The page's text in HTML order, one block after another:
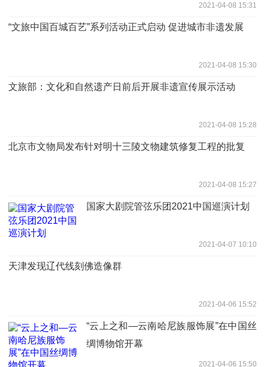
2021-04-08 15:31
“文旅中国百城百艺”系列活动正式启动 促进城市非遗发展
2021-04-08 15:30
文旅部：文化和自然遗产日前后开展非遗宣传展示活动
2021-04-08 15:28
北京市文物局发布针对明十三陵文物建筑修复工程的批复
2021-04-08 15:27
国家大剧院管弦乐团2021中国巡演计划
2021-04-07 10:10
天津发现辽代线刻佛造像群
2021-04-06 15:52
“云上之和—云南哈尼族服饰展”在中国丝
绸博物馆开幕
2021-04-06 15:50